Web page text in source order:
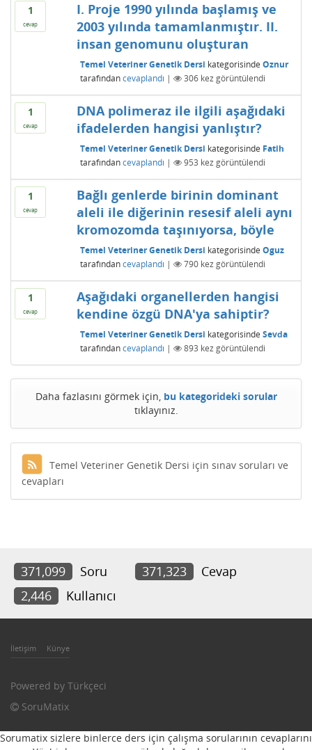
1
cevap
I. Proje 1990 yılında başlamış ve
2003 yılında tamamlanmıştır. II.
insan genomunu oluşturan
Temel Veteriner Genetik Dersi kategorisinde Oznur
tarafından cevaplandı | 306kez görüntülendi
1
cevap
DNA polimeraz ile ilgili aşağıdaki
ifadelerden hangisi yanlıştır?
Temel Veteriner Genetik Dersi kategorisinde Fatih
tarafından cevaplandı | 953 kez görüntülendi
1
cevap
Bağlı genlerde birinin dominant
aleli ile diğerinin resesif aleli aynı
kromozomda taşınıyorsa, böyle
Temel Veteriner Genetik Dersi kategorisinde Oguz
tarafından cevaplandı | 790kez görüntülendi
1
cevap
Aşağıdaki organellerden hangisi
kendine özgü DNA'ya sahiptir?
Temel Veteriner Genetik Dersi kategorisinde Sevda
tarafından cevaplandı | 893 kez görüntülendi
Daha fazlasını görmek için, bu kategorideki sorular
tıklayınız.
Temel Veteriner Genetik Dersi için sınav soruları ve
cevapları
371,099 Soru 371,323
Cevap
2,446
Kullanıcı
İletişim Künye
Powered by Türkçeci
SoruMatix
Sorumatix sizlere binlerce ders için çalışma sorularının cevaplarını